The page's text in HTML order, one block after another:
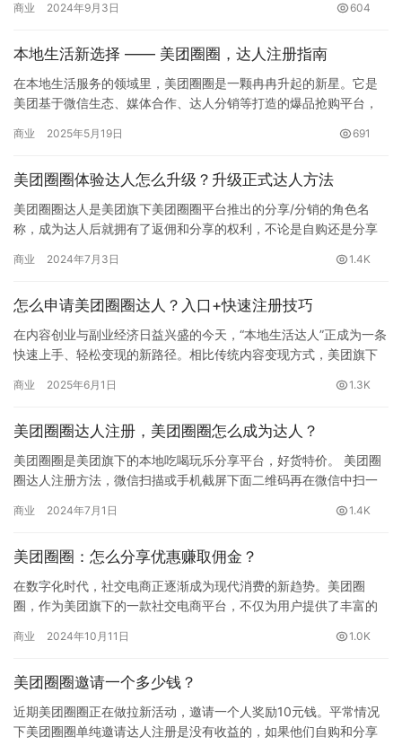
个既能…
商业 2024年9月3日 604
本地生活新选择 —— 美团圈圈，达人注册指南
在本地生活服务的领域里，美团圈圈是一颗冉冉升起的新星。它是
美团基于微信生态、媒体合作、达人分销等打造的爆品抢购平台，
地生活…
商业 2025年5月19日 691
美团圈圈体验达人怎么升级？升级正式达人方法
美团圈圈达人是美团旗下美团圈圈平台推出的分享/分销的角色名
称，成为达人后就拥有了返佣和分享的权利，不论是自购还是分享
月…
商业 2024年7月3日 1.4K
怎么申请美团圈圈达人？入口+快速注册技巧
在内容创业与副业经济日益兴盛的今天，“本地生活达人”正成为一条
快速上手、轻松变现的新路径。相比传统内容变现方式，美团旗下
吸…
商业 2025年6月1日 1.3K
美团圈圈达人注册，美团圈圈怎么成为达人？
美团圈圈是美团旗下的本地吃喝玩乐分享平台，好货特价。 美团圈
圈达人注册方法，微信扫描或手机截屏下面二维码再在微信中扫一
商业 2024年7月1日 1.4K
美团圈圈：怎么分享优惠赚取佣金？
在数字化时代，社交电商正逐渐成为现代消费的新趋势。美团圈
圈，作为美团旗下的一款社交电商平台，不仅为用户提供了丰富的
的同…
商业 2024年10月11日 1.0K
美团圈圈邀请一个多少钱？
近期美团圈圈正在做拉新活动，邀请一个人奖励10元钱。平常情况
下美团圈圈单纯邀请达人注册是没有收益的，如果他们自购和分享